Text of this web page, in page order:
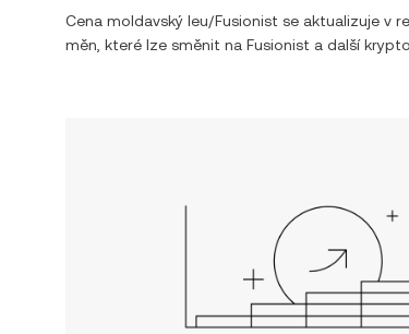
Cena moldavský leu/Fusionist se aktualizuje v
měn, které lze směnit na Fusionist a další